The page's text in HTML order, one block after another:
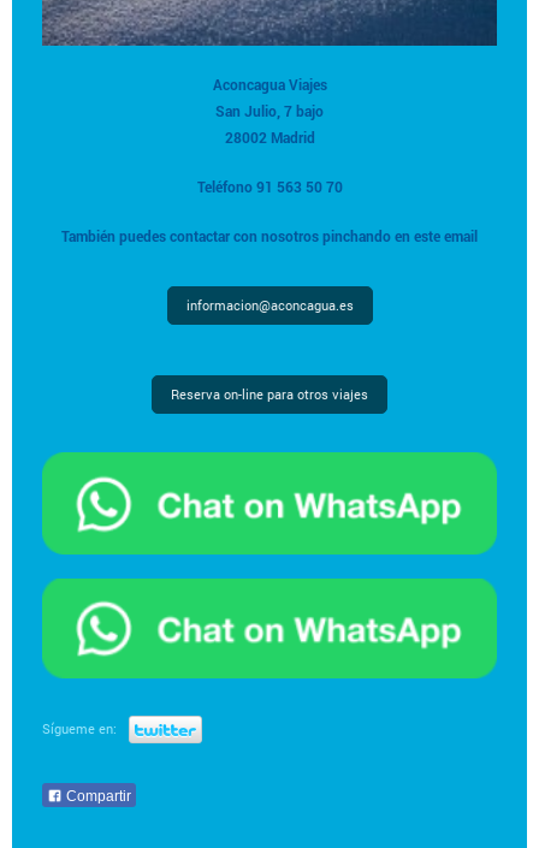
Aconcagua Viajes
San Julio, 7 bajo
28002 Madrid
Teléfono 91 563 50 70
También puedes contactar con nosotros pinchando en este email
informacion@aconcagua.es
Reserva on-line para otros viajes
Sígueme en:
Compartir